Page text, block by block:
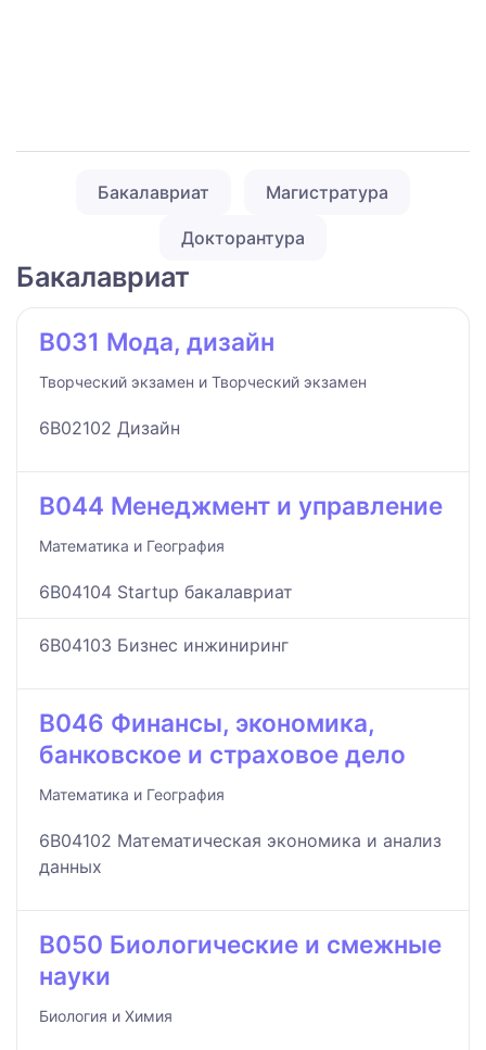
Бакалавриат Магистратура
Докторантура
Бакалавриат
B031 Мода, дизайн
Творческий экзамен и Творческий экзамен
6B02102 Дизайн
B044 Менеджмент и управление
Математика и География
6B04104 Startup бакалавриат
6B04103 Бизнес инжиниринг
B046 Финансы, экономика,
банковское и страховое дело
Математика и География
6B04102 Математическая экономика и анализ
данных
B050 Биологические и смежные
науки
Биология и Химия